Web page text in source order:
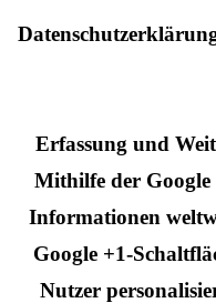
Erfassung und
Mithilfe der Google
Informationen
Google +1-
Nutzer